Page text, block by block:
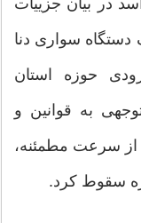
امروز یک دستگاه سواری دنا
حوزه استان
به قوانین و
از سرعت مطمئنه،
سقوط کرد.